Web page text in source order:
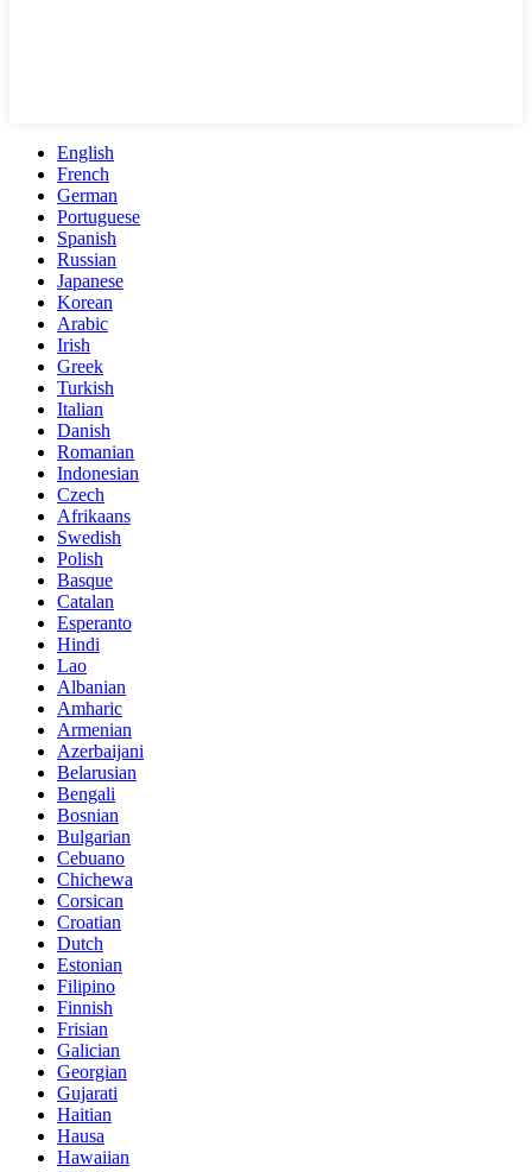
English
French
German
Portuguese
Spanish
Russian
Japanese
Korean
Arabic
Irish
Greek
Turkish
Italian
Danish
Romanian
Indonesian
Czech
Afrikaans
Swedish
Polish
Basque
Catalan
Esperanto
Hindi
Lao
Albanian
Amharic
Armenian
Azerbaijani
Belarusian
Bengali
Bosnian
Bulgarian
Cebuano
Chichewa
Corsican
Croatian
Dutch
Estonian
Filipino
Finnish
Frisian
Galician
Georgian
Gujarati
Haitian
Hausa
Hawaiian